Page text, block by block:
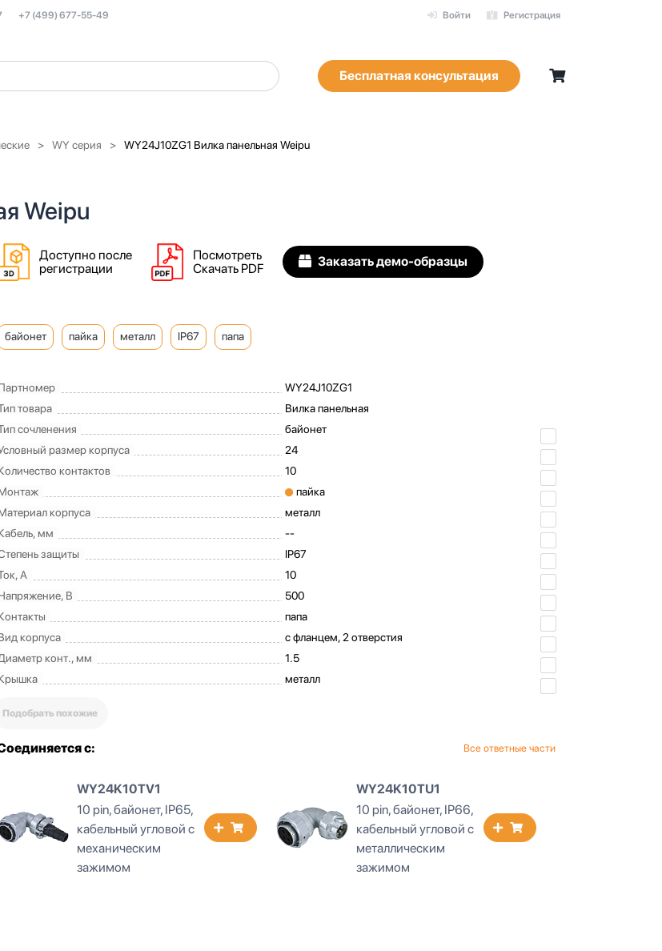
Войти Регистрация
+7 (499) 677-55-49
Бесплатная консультация
WY серия WY24J10ZG1 Вилка панельная Weipu
Weipu
Доступно после
регистрации
Посмотреть
Скачать PDF
Заказать демо-образцы
байонет пайка металл IP67 папа
WY24J10ZG1
товара
Вилка панельная
сочленения
байонет
размер корпуса
24
контактов
10
пайка
корпуса
металл
мм
--
защиты
IP67
А
10
В
500
папа
корпуса
с фланцем, 2 отверстия
конт., мм
1.5
металл
Подобрать похожие
с: Все ответные части
WY24K10TV1
10 pin, байонет, IP65,
кабельный угловой с
механическим
зажимом
WY24K10TU1
10 pin, байонет, IP66,
кабельный угловой с
металлическим
зажимом